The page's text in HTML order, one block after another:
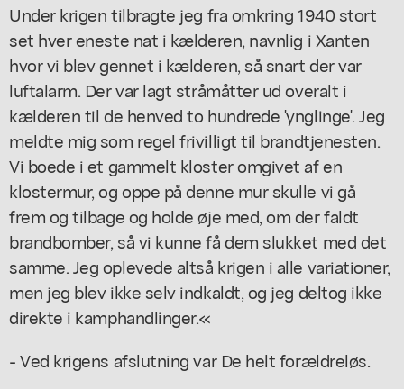
Under krigen tilbragte jeg fra omkring 1940 stort
set hver eneste nat i kælderen, navnlig i Xanten
hvor vi blev gennet i kælderen, så snart der var
luftalarm. Der var lagt stråmåtter ud overalt i
kælderen til de henved to hundrede 'ynglinge'. Jeg
meldte mig som regel frivilligt til brandtjenesten.
Vi boede i et gammelt kloster omgivet af en
klostermur, og oppe på denne mur skulle vi gå
frem og tilbage og holde øje med, om der faldt
brandbomber, så vi kunne få dem slukket med det
samme. Jeg oplevede altså krigen i alle variationer,
men jeg blev ikke selv indkaldt, og jeg deltog ikke
direkte i kamphandlinger.«
- Ved krigens afslutning var De helt forældreløs.